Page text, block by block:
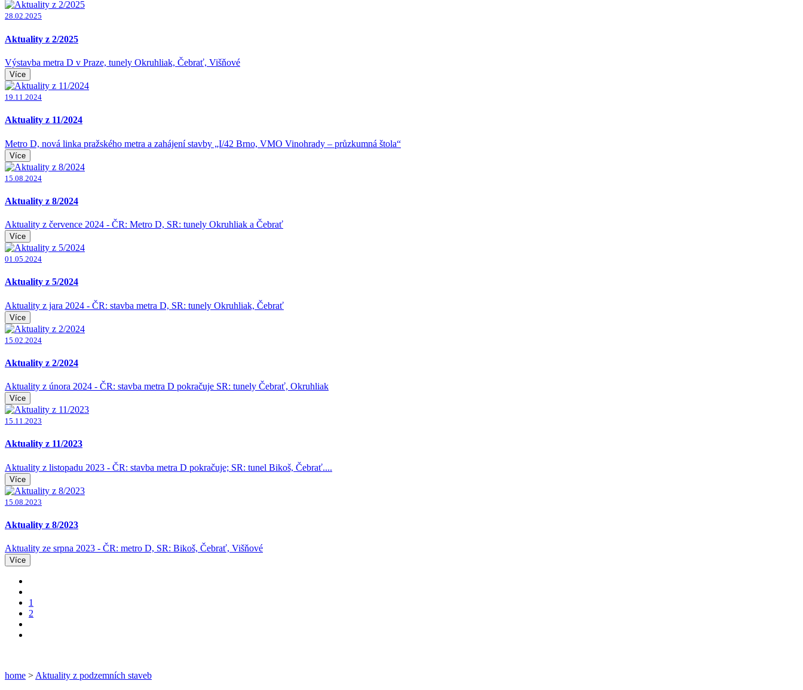
28.02.2025
Aktuality z 2/2025
Výstavba metra D v Praze, tunely Okruhliak, Čebrať, Višňové
Více
19.11.2024
Aktuality z 11/2024
Metro D, nová linka pražského metra a zahájení stavby „I/42 Brno, VMO Vinohrady – průzkumná štola“
Více
15.08.2024
Aktuality z 8/2024
Aktuality z července 2024 - ČR: Metro D, SR: tunely Okruhliak a Čebrať
Více
01.05.2024
Aktuality z 5/2024
Aktuality z jara 2024 - ČR: stavba metra D, SR: tunely Okruhliak, Čebrať
Více
15.02.2024
Aktuality z 2/2024
Aktuality z února 2024 - ČR: stavba metra D pokračuje SR: tunely Čebrať, Okruhliak
Více
15.11.2023
Aktuality z 11/2023
Aktuality z listopadu 2023 - ČR: stavba metra D pokračuje; SR: tunel Bikoš, Čebrať....
Více
15.08.2023
Aktuality z 8/2023
Aktuality ze srpna 2023 - ČR: metro D, SR: Bikoš, Čebrať, Višňové
Více
1
2
home > Aktuality z podzemních staveb